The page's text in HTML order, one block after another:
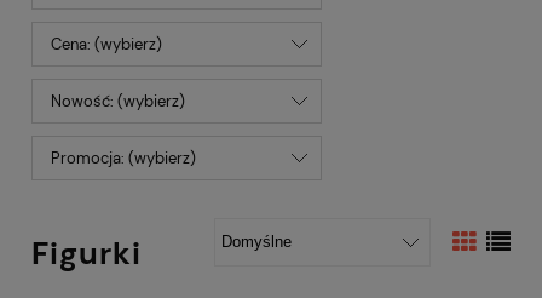
Cena: (wybierz)
Nowość: (wybierz)
Promocja: (wybierz)
Figurki